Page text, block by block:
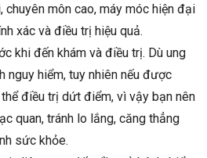
môn cao, máy móc hiện đại
xác và điều trị hiệu quả.
khi đến khám và điều trị. Dù ung
nguy hiểm, tuy nhiên nếu được
điều trị dứt điểm, vì vậy bạn nên
quan, tránh lo lắng, căng thẳng
sức khỏe.